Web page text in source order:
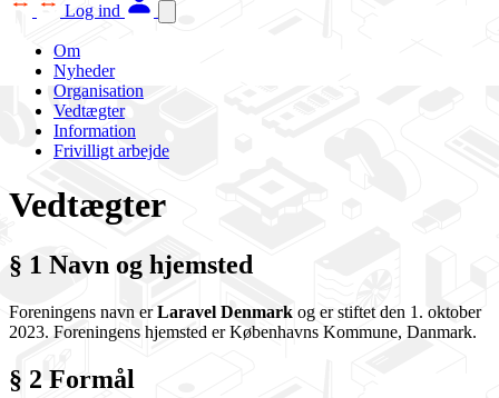
Log ind
Om
Nyheder
Organisation
Vedtægter
Information
Frivilligt arbejde
Vedtægter
§ 1 Navn og hjemsted
Foreningens navn erLaravel Denmark og er stiftet den 1. oktober
2023. Foreningens hjemsted er Københavns Kommune, Danmark.
§ 2 Formål